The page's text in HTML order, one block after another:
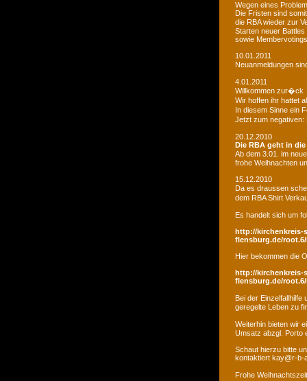
Wegen eines
Die Fristen sind
die RBA wieder zur
Starten neuer Battles
sowie
10.01.2011
Neuanmeldungen
4.01.2011
Willkommen zur�ck
Wir hoffen ihr hattet
In diesem Sinne ein
Jetzt zum negativen:
20.12.2010
Die RBA geht in
Ab dem 3.01. im
frohe Weihnachten
15.12.2010
Da es draussen
dem RBA Shirt
Es handelt sich um
http://kirchenkreis-
flensburg.de/
Hier bekommen die
http://kirchenkreis-
flensburg.de/
Bei der
geregelte Leben zu
Weiterhin bieten wir
Umsatz abzgl. Porto
Schaut hierzu bitte
kontaktiert kay@r-b-
Frohe